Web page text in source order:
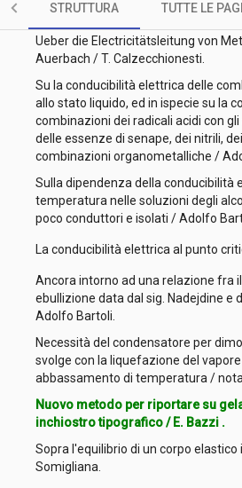
STRUTTURA TUTTE LE
Cardani.
Ueber die Electricitätsleitung von
Auerbach / T. Calzecchionesti.
Su la conducibilità elettrica delle
allo stato liquido, ed in ispecie su la
combinazioni dei radicali acidi con
delle essenze di senape, dei nitrili,
combinazioni organometalliche /
Sulla dipendenza della conducibilità
temperatura nelle soluzioni degli
poco conduttori e isolati / Adolfo
La conducibilità elettrica al punto
Ancora intorno ad una relazione fra
ebullizione data dal sig. Nadejdine e
Adolfo Bartoli.
Necessità del condensatore per
svolge con la liquefazione del
abbassamento di temperatura / nota
Nuovo metodo per riportare su
inchiostro tipografico / E. Bazzi .
Sopra l'equilibrio di un corpo elastico
Somigliana.